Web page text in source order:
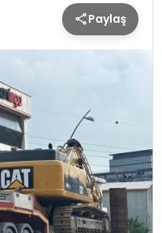
Paylaş